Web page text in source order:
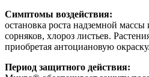
Симптомы воздействия:
остановка роста надземной
сорняков, хлороз листьев.
приобретая антоциановую окраску.
Период защитного действия: